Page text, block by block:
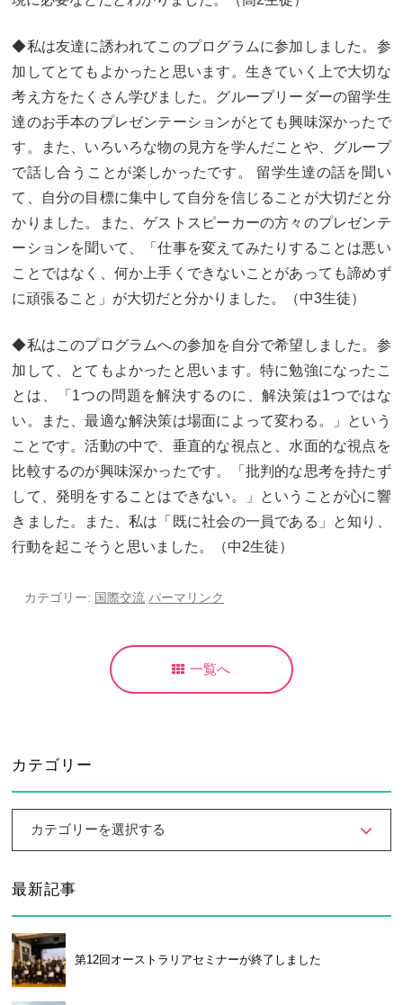
◆私は友達に誘われてこのプログラムに参加しました。参
加してとてもよかったと思います。生きていく上で大切な
考え方をたくさん学びました。グループリーダーの留学生
達のお手本のプレゼンテーションがとても興味深かったで
す。また、いろいろな物の見方を学んだことや、グループ
で話し合うことが楽しかったです。 留学生達の話を聞い
て、自分の目標に集中して自分を信じることが大切だと分
かりました。また、ゲストスピーカーの方々のプレゼンテ
ーションを聞いて、「仕事を変えてみたりすることは悪い
ことではなく、何か上手くできないことがあっても諦めず
に頑張ること」が大切だと分かりました。（中3生徒）
◆私はこのプログラムへの参加を自分で希望しました。参
加して、とてもよかったと思います。特に勉強になったこ
とは、「1つの問題を解決するのに、解決策は1つではな
い。また、最適な解決策は場面によって変わる。」という
ことです。活動の中で、垂直的な視点と、水面的な視点を
比較するのが興味深かったです。「批判的な思考を持たず
して、発明をすることはできない。」ということが心に響
きました。また、私は「既に社会の一員である」と知り、
行動を起こそうと思いました。（中2生徒）
カテゴリー: 国際交流 パーマリンク
一覧へ
カテゴリー
カテゴリーを選択する
最新記事
第12回オーストラリアセミナーが終了しました